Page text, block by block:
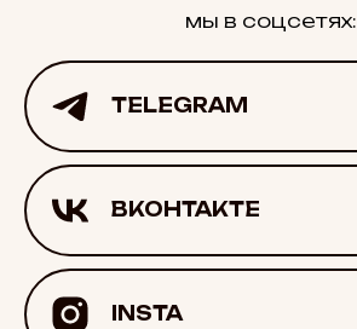
мы в соцсетях:
TELEGRAM
ВКОНТАКТЕ
INSTA